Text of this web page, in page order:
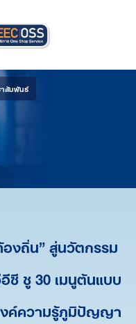
สัมพันธ์
งถิ่น” สู่นวัตกรรม
ซี ชู 30 เมนูต้นแบบ
งค์ความรู้ภูมิปัญญา